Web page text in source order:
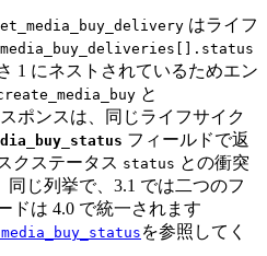
はライフ
media_buy_deliveries[].status
1 にネストされているためエン
と
ポンスは、同じライフサイク
フィールドで返
クステータス status との衝突
同じ列挙で、3.1 では二つのフ
は 4.0 で統一されます
media_buy_status を参照してく